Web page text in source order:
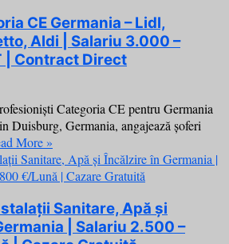
CE Germania – Lidl,
Aldi | Salariu 3.000 –
| Contract Direct
Categoria CE pentru Germania
Duisburg, Germania, angajează șoferi
More »
Sanitare, Apă și
| Salariu 2.500 –